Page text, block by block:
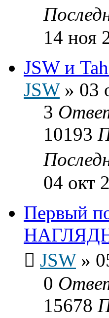
14 ноя
JSW и
JSW» 03
3
10193
04 окт
Первый
JSW»
0
15678